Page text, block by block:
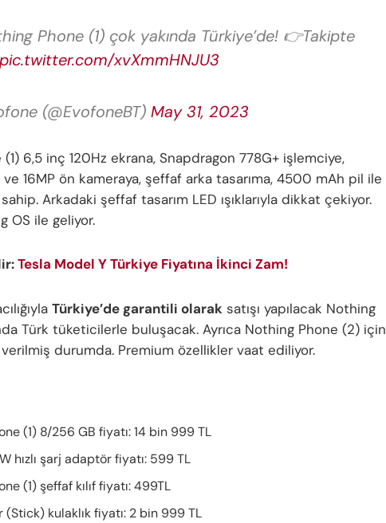
Phone (1) çok yakında Türkiye’de! 👉Takipte
pic.twitter.com/xvXmmHNJU3
(@EvofoneBT) May 31, 2023
6,5 inç 120Hz ekrana, Snapdragon 778G+ işlemciye,
16MP ön kameraya, şeffaf arka tasarıma, 4500 mAh pil ile
sahip. Arkadaki şeffaf tasarım LED ışıklarıyla dikkat çekiyor.
OS ile geliyor.
Tesla Model Y Türkiye Fiyatına İkinci Zam!
Türkiye’de garantili olarak satışı yapılacak Nothing
Türk tüketicilerle buluşacak. Ayrıca Nothing Phone (2) için
durumda. Premium özellikler vaat ediliyor.
(1) 8/256 GB fiyatı: 14 bin 999 TL
hızlı şarj adaptör fiyatı: 599 TL
(1) şeffaf kılıf fiyatı: 499TL
(Stick) kulaklık fiyatı: 2 bin 999 TL